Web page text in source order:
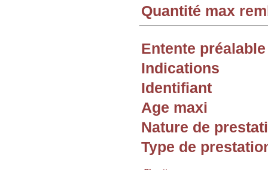
Quantité max
Entente préalable
Indications
Identifiant
Age maxi
Nature de
Type de